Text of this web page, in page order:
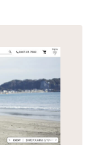
ます。
ージ撮影を行
のスタジオへ
でPR投稿する